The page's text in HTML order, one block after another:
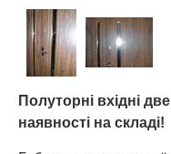
Полуторні вхідні
наявності на складі!